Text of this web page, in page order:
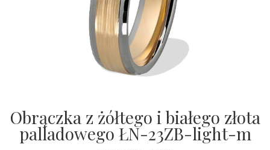
Obrączka z żółtego i białego złota
palladowego ŁN-23ZB-light-m